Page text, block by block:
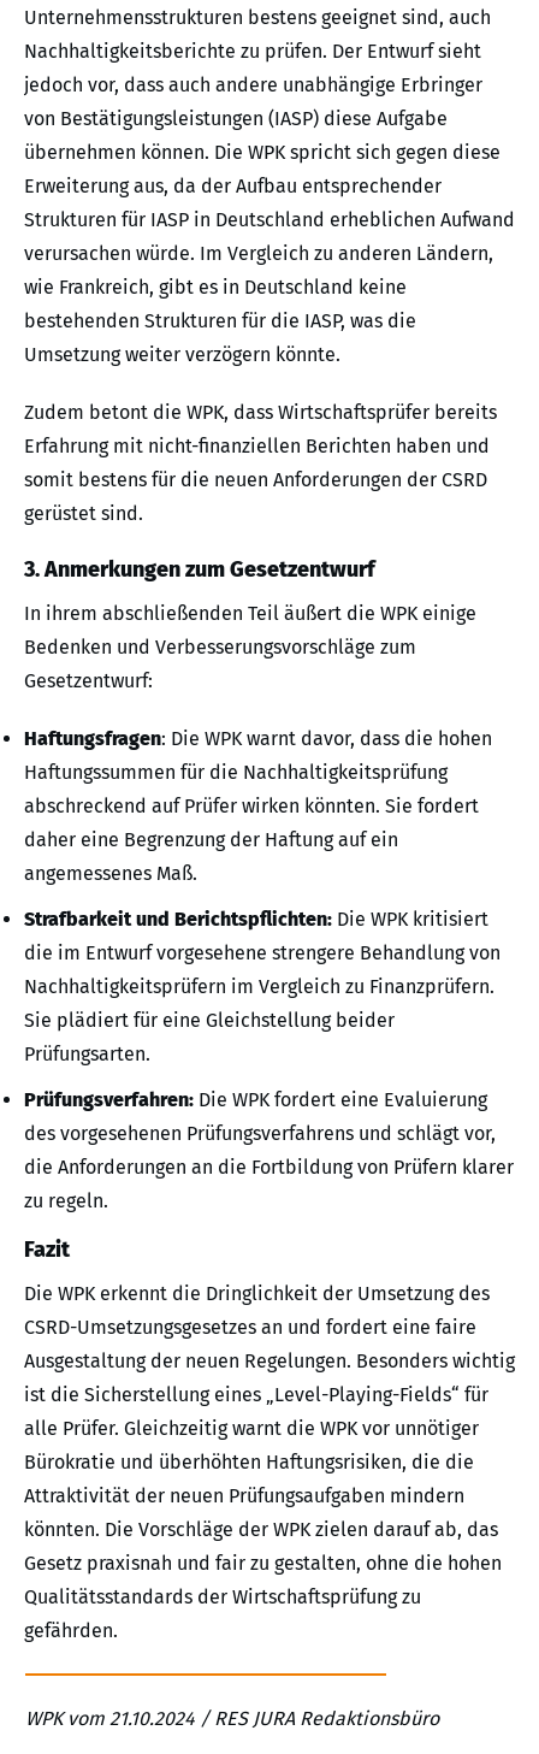
Unternehmensstrukturen bestens geeignet sind, auch
Nachhaltigkeitsberichte zu prüfen. Der Entwurf sieht
jedoch vor, dass auch andere unabhängige Erbringer
von Bestätigungsleistungen (IASP) diese Aufgabe
übernehmen können. Die WPK spricht sich gegen diese
Erweiterung aus, da der Aufbau entsprechender
Strukturen für IASP in Deutschland erheblichen Aufwand
verursachen würde. Im Vergleich zu anderen Ländern,
wie Frankreich, gibt es in Deutschland keine
bestehenden Strukturen für die IASP, was die
Umsetzung weiter verzögern könnte.
Zudem betont die WPK, dass Wirtschaftsprüfer bereits
Erfahrung mit nicht-finanziellen Berichten haben und
somit bestens für die neuen Anforderungen der CSRD
gerüstet sind.
3. Anmerkungen zum Gesetzentwurf
In ihrem abschließenden Teil äußert die WPK einige
Bedenken und Verbesserungsvorschläge zum
Gesetzentwurf:
Haftungsfragen: Die WPK warnt davor, dass die hohen
Haftungssummen für die Nachhaltigkeitsprüfung
abschreckend auf Prüfer wirken könnten. Sie fordert
daher eine Begrenzung der Haftung auf ein
angemessenes Maß.
Strafbarkeit und Berichtspflichten: Die WPK kritisiert
die im Entwurf vorgesehene strengere Behandlung von
Nachhaltigkeitsprüfern im Vergleich zu Finanzprüfern.
Sie plädiert für eine Gleichstellung beider
Prüfungsarten.
Prüfungsverfahren: Die WPK fordert eine Evaluierung
des vorgesehenen Prüfungsverfahrens und schlägt vor,
die Anforderungen an die Fortbildung von Prüfern klarer
zu regeln.
Fazit
Die WPK erkennt die Dringlichkeit der Umsetzung des
CSRD-Umsetzungsgesetzes an und fordert eine faire
Ausgestaltung der neuen Regelungen. Besonders wichtig
ist die Sicherstellung eines „Level-Playing-Fields“ für
alle Prüfer. Gleichzeitig warnt die WPK vor unnötiger
Bürokratie und überhöhten Haftungsrisiken, die die
Attraktivität der neuen Prüfungsaufgaben mindern
könnten. Die Vorschläge der WPK zielen darauf ab, das
Gesetz praxisnah und fair zu gestalten, ohne die hohen
Qualitätsstandards der Wirtschaftsprüfung zu
gefährden.
WPK vom 21.10.2024 / RES JURA Redaktionsbüro